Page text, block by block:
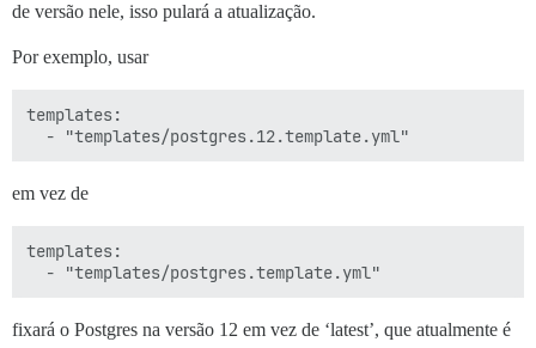
de versão nele, isso pulará a atualização.
Por exemplo, usar
templates:
em vez de
templates:
fixará o Postgres na versão 12 em vez de ‘latest’, que atualmente é